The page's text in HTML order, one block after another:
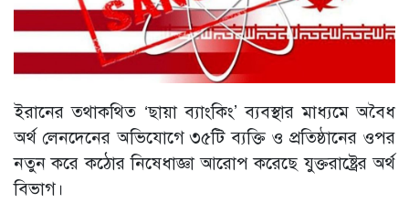
ইরানের তথাকথিত ‘ছায়া ব্যাংকিং’ ব্যবস্থার মাধ্যমে অবৈধ
অর্থ লেনদেনের অভিযোগে ৩৫টি ব্যক্তি ও প্রতিষ্ঠানের ওপর
নতুন করে কঠোর নিষেধাজ্ঞা আরোপ করেছে যুক্তরাষ্ট্রের অর্থ
বিভাগ।